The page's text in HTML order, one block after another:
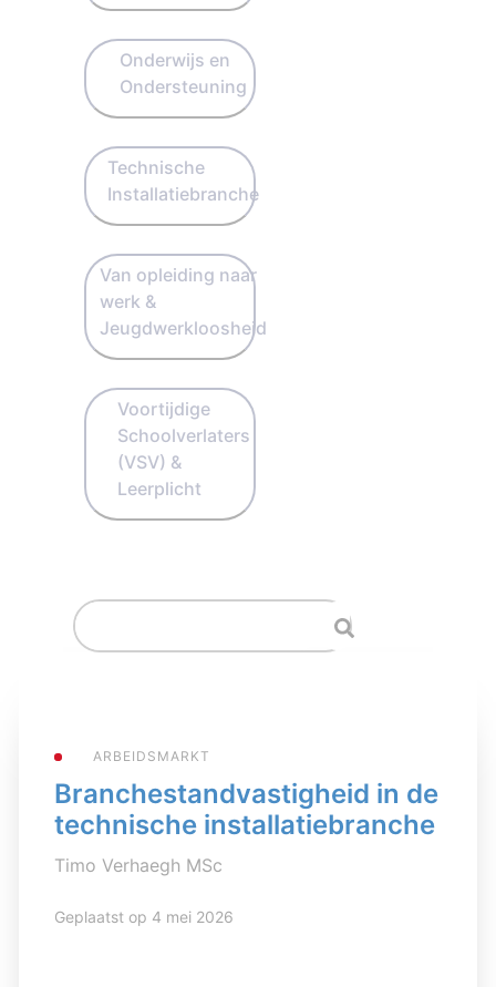
Onderwijs en
Ondersteuning
Technische
Installatiebranche
Van opleiding naar
werk &
Jeugdwerkloosheid
Voortijdige
Schoolverlaters
(VSV) &
Leerplicht
ARBEIDSMARKT
Branchestandvastigheid in de
technische installatiebranche
Timo Verhaegh MSc
Geplaatst op 4 mei 2026